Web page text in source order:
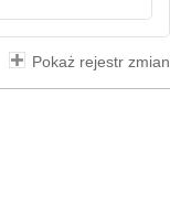
Pokaż rejestr zmian